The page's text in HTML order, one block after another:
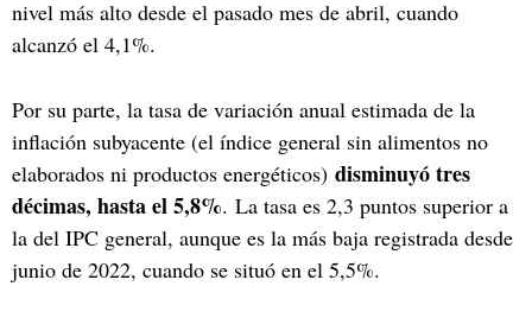
nivel más alto desde el pasado mes de abril, cuando
alcanzó el 4,1%.
Por su parte, la tasa de variación anual estimada de la
inflación subyacente (el índice general sin alimentos no
elaborados ni productos energéticos) disminuyó tres
décimas, hasta el 5,8%. La tasa es 2,3 puntos superior a
la del IPC general, aunque es la más baja registrada desde
junio de 2022, cuando se situó en el 5,5%.